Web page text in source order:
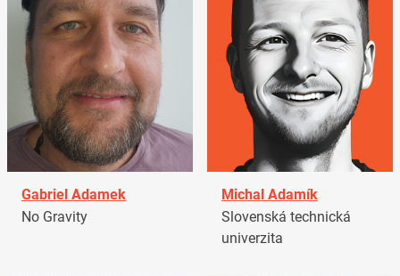
Gabriel Adamek
No Gravity
Michal Adamík
Slovenská technická
univerzita